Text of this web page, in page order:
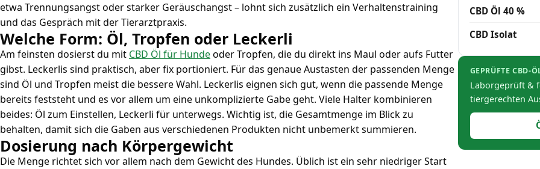
etwa Trennungsangst oder starker Geräuschangst – lohnt sich zusätzlich ein Verhaltenstraining
und das Gespräch mit der Tierarztpraxis.
Welche Form: Öl, Tropfen oder Leckerli
Am feinsten dosierst du mit CBD Öl für Hundeoder Tropfen, die du direkt ins Maul oder aufs Futter
gibst. Leckerlis sind praktisch, aber fix portioniert. Für das genaue Austasten der passenden Menge
sind Öl und Tropfen meist die bessere Wahl. Leckerlis eignen sich gut, wenn die passende Menge
bereits feststeht und es vor allem um eine unkomplizierte Gabe geht. Viele Halter kombinieren
beides: Öl zum Einstellen, Leckerli für unterwegs. Wichtig ist, die Gesamtmenge im Blick zu
behalten, damit sich die Gaben aus verschiedenen Produkten nicht unbemerkt summieren.
Dosierung nach Körpergewicht
Die Menge richtet sich vor allem nach dem Gewicht des Hundes. Üblich ist ein sehr niedriger Start
CBD Öl 40 %
CBD Isolat
GEPRÜFTE CBD-
Laborgeprüft &
tiergerechten